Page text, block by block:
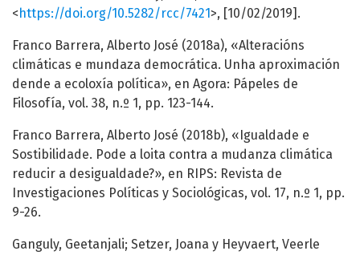
<https://doi.org/10.5282/rcc/7421>, [10/02/2019].
Franco Barrera, Alberto José (2018a), «Alteracións
climáticas e mundaza democrática. Unha aproximación
dende a ecoloxía política», en Agora: Pápeles de
Filosofía, vol. 38, n.º 1, pp. 123-144.
Franco Barrera, Alberto José (2018b), «Igualdade e
Sostibilidade. Pode a loita contra a mudanza climática
reducir a desigualdade?», en RIPS: Revista de
Investigaciones Políticas y Sociológicas, vol. 17, n.º 1, pp.
9-26.
Ganguly, Geetanjali; Setzer, Joana y Heyvaert, Veerle